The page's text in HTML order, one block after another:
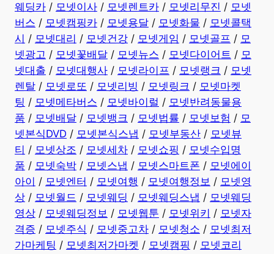
웨딩카 / 모넷이사 / 모넷렌트카 / 모넷리무진 / 모넷
버스 / 모넷캠핑카 / 모넷용달 / 모넷화물 / 모넷콜택
시 / 모넷대리 / 모넷건강 / 모넷게임 / 모넷골프 / 모
넷광고 / 모넷꽃배달 / 모넷뉴스 / 모넷다이어트 / 모
넷대출 / 모넷대행사 / 모넷라이프 / 모넷랭크 / 모넷
렌탈 / 모넷로또 / 모넷리빙 / 모넷링크 / 모넷마켓
팅 / 모넷메타버스 / 모넷바이럴 / 모넷반려동물용
품 / 모넷배달 / 모넷뱅크 / 모넷법률 / 모넷보험 / 모
넷본식DVD / 모넷본식스냅 / 모넷부동산 / 모넷뷰
티 / 모넷상조 / 모넷세차 / 모넷쇼핑 / 모넷수입명
품 / 모넷숙박 / 모넷스냅 / 모넷스마트폰 / 모넷에이
아이 / 모넷엔터 / 모넷여행 / 모넷여행정보 / 모넷영
상 / 모넷월드 / 모넷웨딩 / 모넷웨딩스냅 / 모넷웨딩
영상 / 모넷웨딩정보 / 모넷웹툰 / 모넷위키 / 모넷자
격증 / 모넷주식 / 모넷중고차 / 모넷청소 / 모넷최저
가마케팅 / 모넷최저가마켓 / 모넷캠핑 / 모넷코리